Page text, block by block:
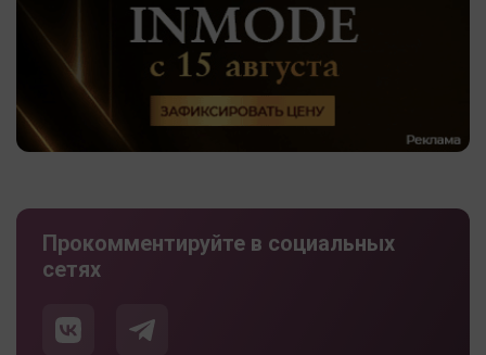
Прокомментируйте в социальных
сетях